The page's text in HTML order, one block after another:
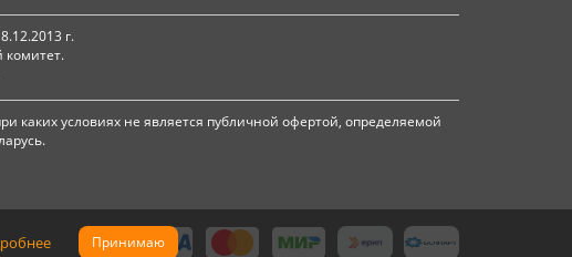
Принимаю
г.
комитет.
условиях не является публичной офертой, определяемой